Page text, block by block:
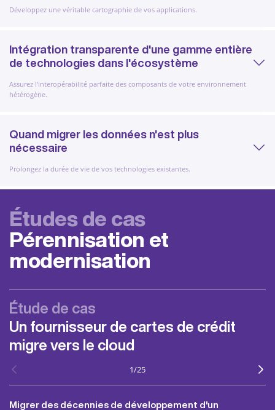
Développez une véritable cartographie de vos applications.
Intégration transparente d'une gamme entière
de technologies dans l'écosystème
Assurez l'interopérabilité parfaite des composants de votre environnement
hétérogène.
Quand migrer les données n'est plus
nécessaire
Prolongez la durée de vie de vos technologies existantes.
Études de cas
Pérennisation et
modernisation
Étude de cas
Un fournisseur de cartes de crédit
migre vers le cloud
1/25
Migrer des décennies de développement d'un